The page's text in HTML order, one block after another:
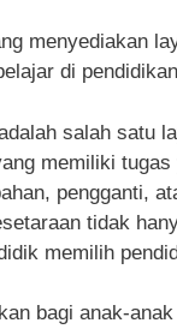
menyediakan
di
salah satu
memiliki
pengganti,
tidak
memilih
bagi anak-